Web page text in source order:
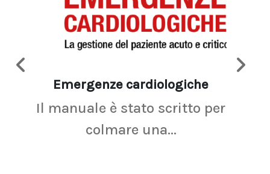
Emergenze cardiologiche
Il manuale è stato scritto per
colmare una...